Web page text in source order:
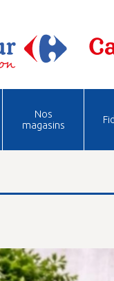
Nos
magasins